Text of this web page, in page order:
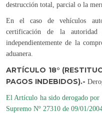
destrucción total, parcial o la
En el caso de vehículos
certificación de la autoridad
independientemente de la
aduanera.
ARTÍCULO 18°
PAGOS INDEBIDOS).-
El Artículo ha sido derogado
Supremo Nº 27310 de 09/01/